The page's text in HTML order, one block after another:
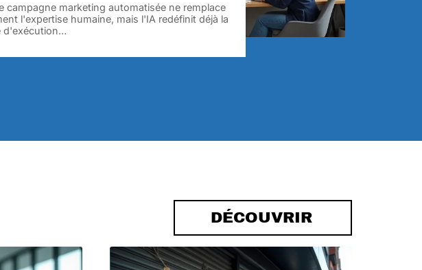
campagne marketing automatisée ne remplace
l'expertise humaine, mais l'IA redéfinit déjà la
d'exécution…
DÉCOUVRIR